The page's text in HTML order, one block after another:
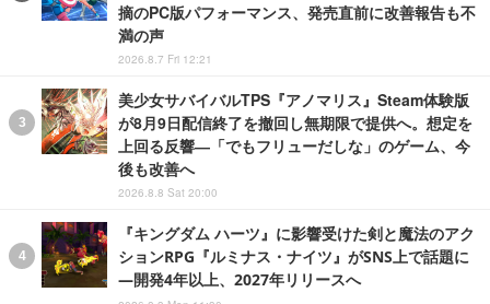
摘のPC版パフォーマンス、発売直前に改善報告も不
満の声
2026.8.7 Fri 12:21
美少女サバイバルTPS『アノマリス』Steam体験版
が8月9日配信終了を撤回し無期限で提供へ。想定を
上回る反響―「でもフリューだしな」のゲーム、今
後も改善へ
2026.8.8 Sat 20:00
『キングダム ハーツ』に影響受けた剣と魔法のアク
ションRPG『ルミナス・ナイツ』がSNS上で話題に
―開発4年以上、2027年リリースへ